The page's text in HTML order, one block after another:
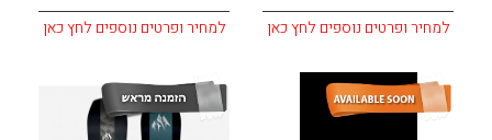
למחיר ופרטים נוספים לחץ כאן למחיר ופרטים נוספים לחץ כאן